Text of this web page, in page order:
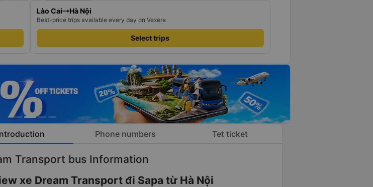
Lào Cai Hà Nội
Best-price trips available every day on Vexere
Select trips
Phone numbers Tet ticket
Transport bus Information
xe Dream Transport đi Sapa từ Hà Nội